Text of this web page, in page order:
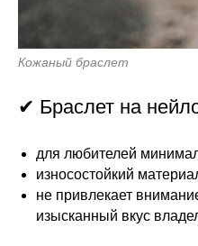
Кожаный браслет
✔ Браслет на
для любителей
износостойкий
не привлекает
изысканный вкус